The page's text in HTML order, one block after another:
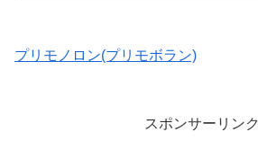
プリモノロン(プリモボラン)
スポンサーリンク